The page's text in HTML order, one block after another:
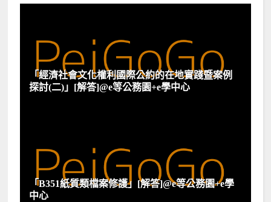
「經濟社會文化權利國際公約的在地實踐暨案例
探討(二)」[解答]@e等公務園+e學中心
「B351紙質類檔案修護」[解答]@e等公務園+e學
中心